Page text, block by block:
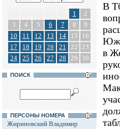
1
2
3
4 5 6 7 8
9
10
11 12 13 14 15
16
17
18 19 20 21 22 23
24
25 26 27 28 29 30
ПОИСК
ПЕРСОНЫ НОМЕРА
Жириновский Владимир
В
в